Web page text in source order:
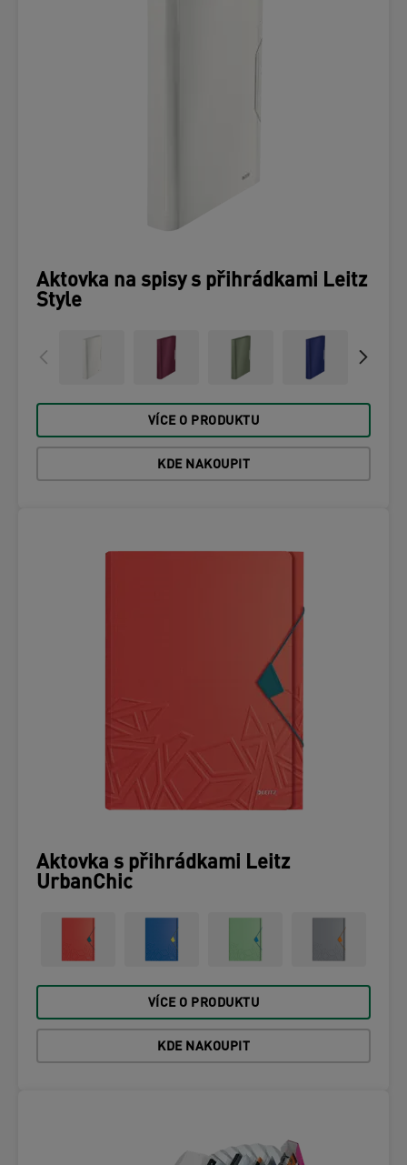
Aktovka na spisy s přihrádkami Leitz
Style
VÍCE O PRODUKTU
KDE NAKOUPIT
Aktovka s přihrádkami Leitz
UrbanChic
VÍCE O PRODUKTU
KDE NAKOUPIT